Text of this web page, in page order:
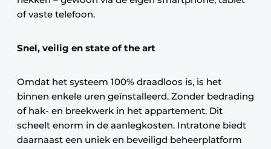
of vaste telefoon.
Snel, veilig en state of the art
Omdat het systeem 100% draadloos is, is het
binnen enkele uren geïnstalleerd. Zonder bedrading
of hak- en breekwerk in het appartement. Dit
scheelt enorm in de aanlegkosten. Intratone biedt
daarnaast een uniek en beveiligd beheerplatform